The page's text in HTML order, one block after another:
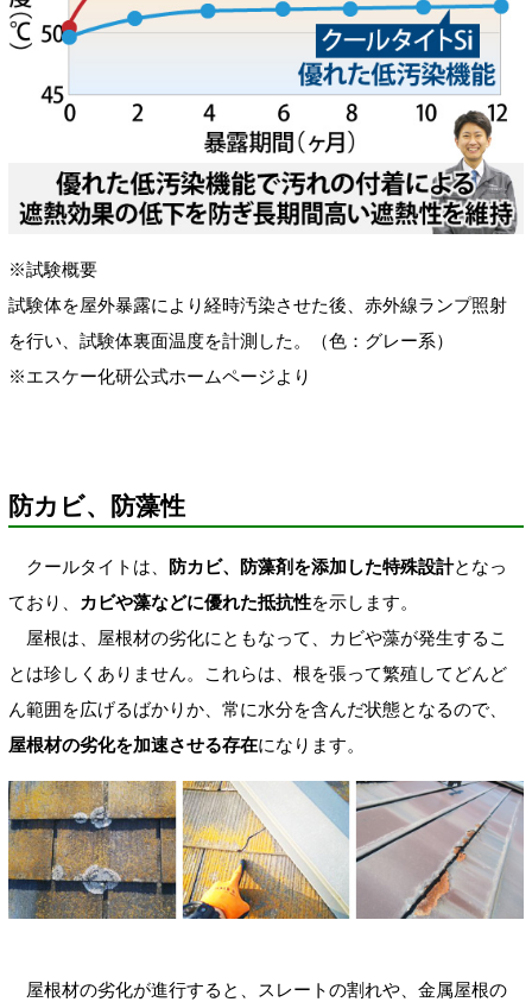
※試験概要
試験体を屋外暴露により経時汚染させた後、赤外線ランプ照射
を行い、試験体裏面温度を計測した。（色：グレー系）
※エスケー化研公式ホームページより
防カビ、防藻性
クールタイトは、 防カビ、防藻剤を添加した特殊設計となっ
ており、
カビや藻などに優れた抵抗性を示します。
屋根は、屋根材の劣化にともなって、カビや藻が発生するこ
とは珍しくありません。これらは、根を張って繁殖してどんど
ん範囲を広げるばかりか、常に水分を含んだ状態となるので、
屋根材の劣化を加速させる存在になります。
屋根材の劣化が進行すると、スレートの割れや、金属屋根の